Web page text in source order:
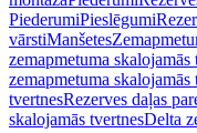
PiederumiPieslēgumi
vārstiManšetes
zemapmetuma skalojamās
zemapmetuma skalojamās
tvertnesRezerves daļas
skalojamās tvertnesDelta